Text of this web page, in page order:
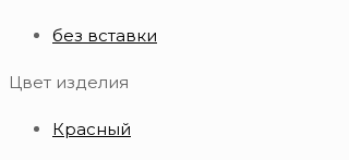
без вставки
Цвет изделия
Красный